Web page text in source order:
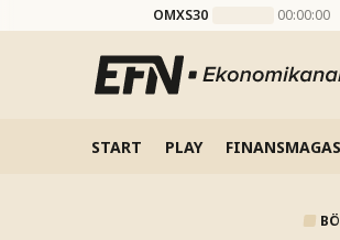
OMXS30 00:00:00
START PLAY